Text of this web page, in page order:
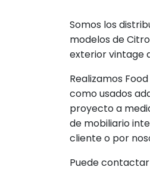
Somos los
modelos de
exterior vintage
Realizamos
como usados
proyecto a
de mobiliario
cliente o por
Puede